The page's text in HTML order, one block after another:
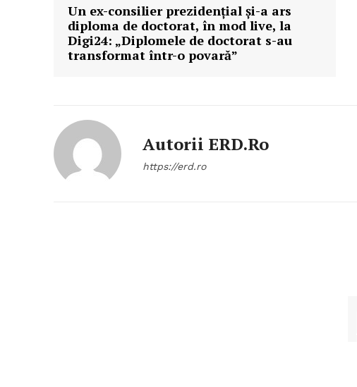
Un ex-consilier prezidențial și-a ars
diploma de doctorat, în mod live, la
Digi24: „Diplomele de doctorat s-au
transformat într-o povară”
Autorii ERD.ro
https://erd.ro